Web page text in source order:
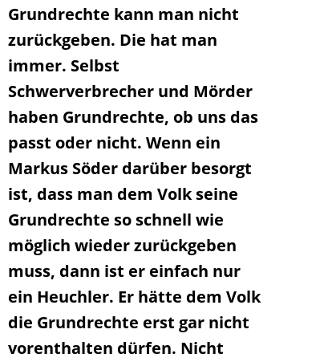
Grundrechte kann man nicht
zurückgeben. Die hat man
immer. Selbst
Schwerverbrecher und Mörder
haben Grundrechte, ob uns das
passt oder nicht. Wenn ein
Markus Söder darüber besorgt
ist, dass man dem Volk seine
Grundrechte so schnell wie
möglich wieder zurückgeben
muss, dann ist er einfach nur
ein Heuchler. Er hätte dem Volk
die Grundrechte erst gar nicht
vorenthalten dürfen. Nicht